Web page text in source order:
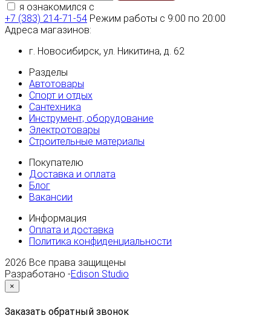
я ознакомился с
+7 (383) 214-71-54 Режим работы с 9:00 по 20:00
Адреса магазинов:
г. Новосибирск, ул. Никитина, д. 62
Разделы
Автотовары
Спорт и отдых
Сантехника
Инструмент, оборудование
Электротовары
Строительные материалы
Покупателю
Доставка и оплата
Блог
Вакансии
Информация
Оплата и доставка
Политика конфиденциальности
2026 Все права защищены
Разработано -Edison Studio
×
Заказать обратный звонок